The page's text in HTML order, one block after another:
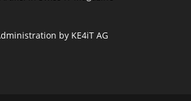
by KE4iT AG